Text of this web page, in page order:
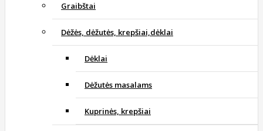
Graibštai
Dėžės, dėžutės, krepšiai,dėklai
Dėklai
Dėžutės masalams
Kuprinės, krepšiai